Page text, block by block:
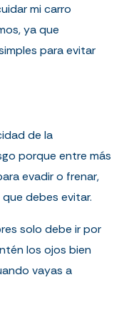
mi carro
ya que
para evitar
de la
porque entre más
evadir o frenar,
debes evitar.
solo debe ir por
los ojos bien
vayas a